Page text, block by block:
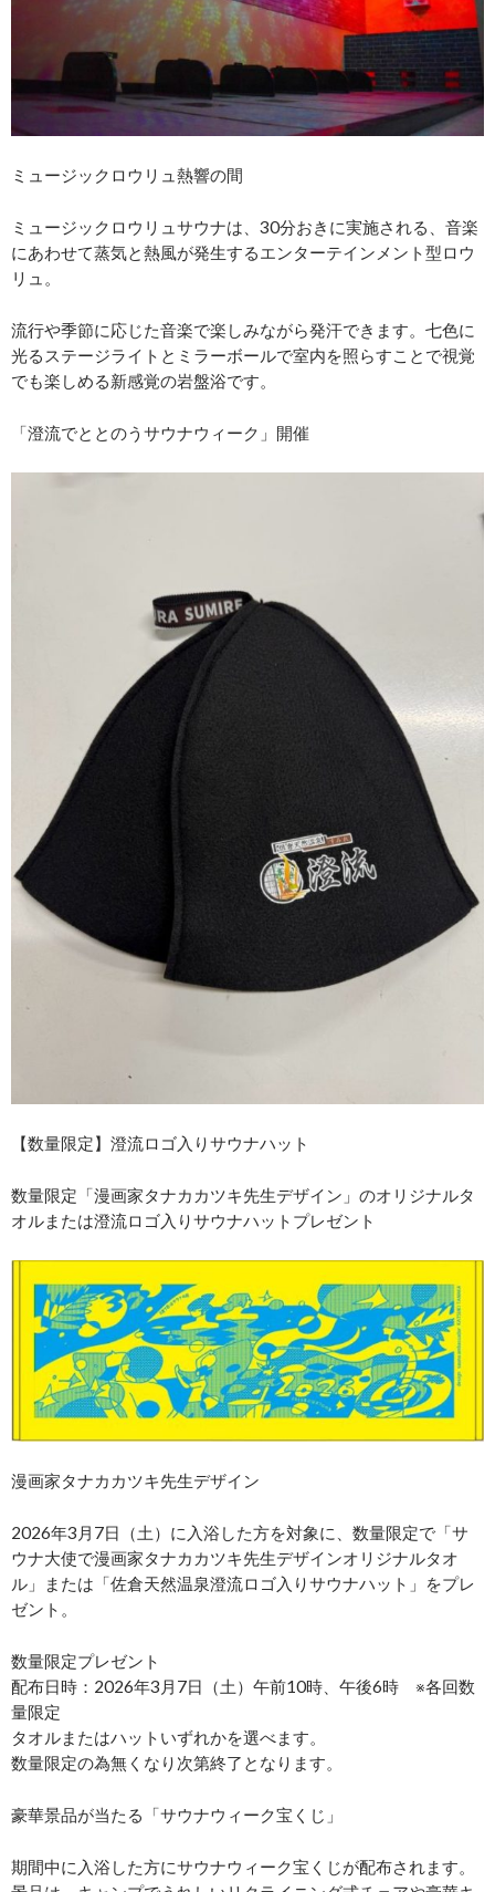
ミュージックロウリュ熱響の間
ミュージックロウリュサウナは、30分おきに実施される、音楽
にあわせて蒸気と熱風が発生するエンターテインメント型ロウ
リュ。
流行や季節に応じた音楽で楽しみながら発汗できます。七色に
光るステージライトとミラーボールで室内を照らすことで視覚
でも楽しめる新感覚の岩盤浴です。
「澄流でととのうサウナウィーク」開催
【数量限定】澄流ロゴ入りサウナハット
数量限定「漫画家タナカカツキ先生デザイン」のオリジナルタ
オルまたは澄流ロゴ入りサウナハットプレゼント
漫画家タナカカツキ先生デザイン
2026年3月7日（土）に入浴した方を対象に、数量限定で「サ
ウナ大使で漫画家タナカカツキ先生デザインオリジナルタオ
ル」または「佐倉天然温泉澄流ロゴ入りサウナハット」をプレ
ゼント。
数量限定プレゼント
配布日時：2026年3月7日（土）午前10時、午後6時 ※各回数
量限定
タオルまたはハットいずれかを選べます。
数量限定の為無くなり次第終了となります。
豪華景品が当たる「サウナウィーク宝くじ」
期間中に入浴した方にサウナウィーク宝くじが配布されます。